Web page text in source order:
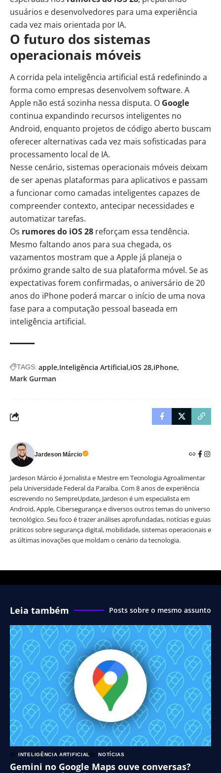
usuários e desenvolvedores para uma experiência
cada vez mais orientada por IA.
O futuro dos sistemas
operacionais móveis
A corrida pela inteligência artificial está redefinindo a
forma como empresas desenvolvem software. A
Apple não está sozinha nessa disputa. O Google
continua expandindo recursos inteligentes no
Android, enquanto projetos de código aberto buscam
oferecer alternativas cada vez mais sofisticadas para
processamento local de IA.
Nesse cenário, sistemas operacionais móveis deixam
de ser apenas plataformas para aplicativos e passam
a funcionar como camadas inteligentes capazes de
compreender contexto, antecipar necessidades e
automatizar tarefas.
Os rumores do iOS 28 reforçam essa tendência.
Mesmo faltando anos para sua chegada, os
vazamentos mostram que a Apple já planeja o
próximo grande salto de sua plataforma móvel. Se as
expectativas forem confirmadas, o aniversário de 20
anos do iPhone poderá marcar o início de uma nova
fase para a computação pessoal baseada em
inteligência artificial.
TAGS: apple Inteligência Artificial iOS 28 iPhone
Mark Gurman
Jardeson Márcio
Jardeson Márcio é Jornalista e Mestre em Tecnologia Agroalimentar
pela Universidade Federal da Paraíba. Com 8 anos de experiência
escrevendo no SempreUpdate, Jardeson é um especialista em
Android, Apple, Cibersegurança e diversos outros temas do universo
tecnológico. Seu foco é trazer análises aprofundadas, notícias e guias
práticos sobre segurança digital, mobilidade, sistemas operacionais e
as últimas inovações que moldam o cenário da tecnologia.
Leia também Posts sobre o mesmo assunto
INTELIGÊNCIA ARTIFICIAL NOTÍCIAS
Gemini no Google Maps ouve conversas?